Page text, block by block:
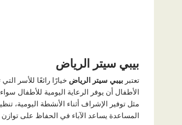
بيبي سيتر الرياض
تعتبر بيبي سيتر الرياض خيارًا رائعًا للأسر
الأطفال أن يوفر الرعاية اليومية للأطفال
مثل توفير الإشراف أثناء الأنشطة اليومية،
المساعدة يساعد الآباء في الحفاظ على توازن